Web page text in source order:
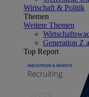
Wirtschaft & Politik
Themen
Weitere Themen
Generation Z
Top Report